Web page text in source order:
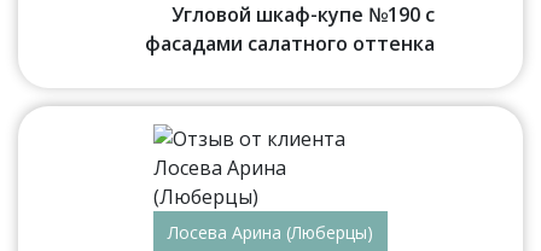
Угловой шкаф-купе №190 с
фасадами салатного оттенка
Лосева Арина (Люберцы)